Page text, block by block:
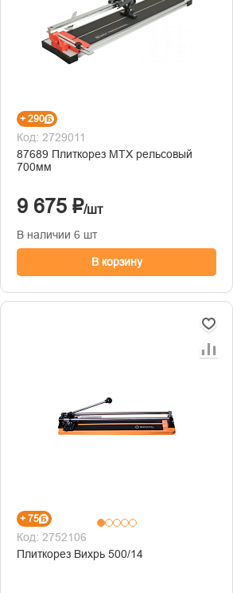
+ 290
Код: 2729011
87689 Плиткорез MTX рельсовый
700мм
9 675 ₽/шт
В наличии 6 шт
В корзину
+ 75
Код: 2752106
Плиткорез Вихрь 500/14